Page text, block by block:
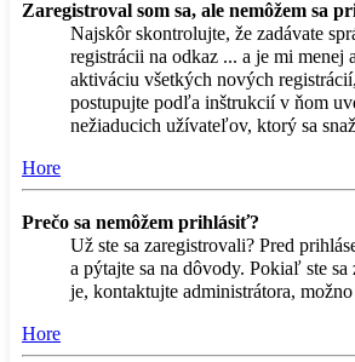
Zaregistroval som sa, ale nemôžem sa
Najskôr skontrolujte, že zadávate
registrácii na odkaz ... a je mi
aktiváciu všetkých nových
postupujte podľa inštrukcií v ňom
nežiaducich užívateľov, ktorý sa
Hore
Prečo sa nemôžem prihlásiť?
Už ste sa zaregistrovali? Pred
a pýtajte sa na dôvody. Pokiaľ ste
je, kontaktujte administrátora,
Hore